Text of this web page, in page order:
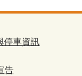
停車資訊
告